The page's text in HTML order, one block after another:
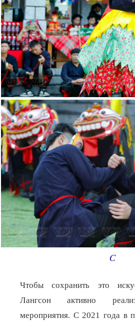
C
Чтобы сохранить это
Лангсон активно
мероприятия. С 2021 года в